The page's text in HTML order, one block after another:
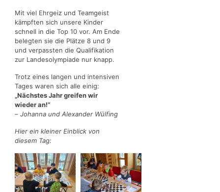
Mit viel Ehrgeiz und Teamgeist
kämpften sich unsere Kinder
schnell in die Top 10 vor. Am Ende
belegten sie die Plätze 8 und 9
und verpassten die Qualifikation
zur Landesolympiade nur knapp.
Trotz eines langen und intensiven
Tages waren sich alle einig:
„Nächstes Jahr greifen wir
wieder an!“
– Johanna und Alexander Wülfing
Hier ein kleiner Einblick von
diesem Tag: